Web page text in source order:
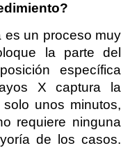
es un proceso muy
la parte del
específica
X captura la
unos minutos,
requiere ninguna
de los casos.